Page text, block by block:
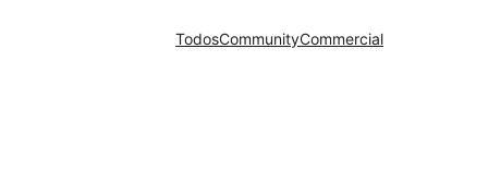
TodosCommunityCommercial